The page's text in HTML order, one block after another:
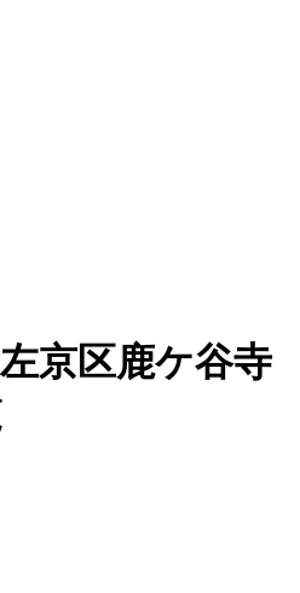
京区鹿ケ谷寺